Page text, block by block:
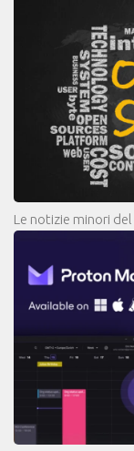
Le notizie minori